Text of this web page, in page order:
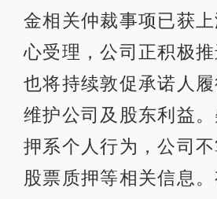
金相关仲裁事项已获
心受理，公司正积极推
也将持续敦促承诺人
维护公司及股东利益
押系个人行为，公司
股票质押等相关信息